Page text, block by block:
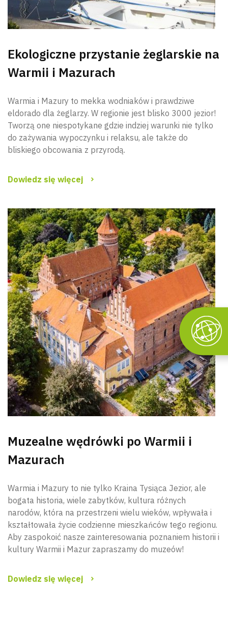
Ekologiczne przystanie żeglarskie na
Warmii i Mazurach
Warmia i Mazury to mekka wodniaków i prawdziwe
eldorado dla żeglarzy. W regionie jest blisko 3000 jezior!
Tworzą one niespotykane gdzie indziej warunki nie tylko
do zażywania wypoczynku i relaksu, ale także do
bliskiego obcowania z przyrodą.
Dowiedz się więcej
Muzealne wędrówki po Warmii i
Mazurach
Warmia i Mazury to nie tylko Kraina Tysiąca Jezior, ale
bogata historia, wiele zabytków, kultura różnych
narodów, która na przestrzeni wielu wieków, wpływała i
kształtowała życie codzienne mieszkańców tego regionu.
Aby zaspokoić nasze zainteresowania poznaniem historii i
kultury Warmii i Mazur zapraszamy do muzeów!
Dowiedz się więcej